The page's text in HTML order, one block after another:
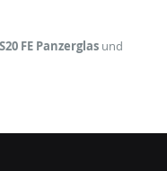
FE Panzerglas und